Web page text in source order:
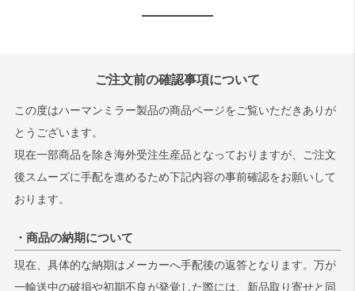
ご注文前の確認事項について
この度はハーマンミラー製品の商品ページをご覧いただきありが
とうございます。
現在一部商品を除き海外受注生産品となっておりますが、ご注文
後スムーズに手配を進めるため下記内容の事前確認をお願いして
おります。
・商品の納期について
現在、具体的な納期はメーカーへ手配後の返答となります。万が
一輸送中の破損や初期不良が発覚した際には、新品取り寄せと同